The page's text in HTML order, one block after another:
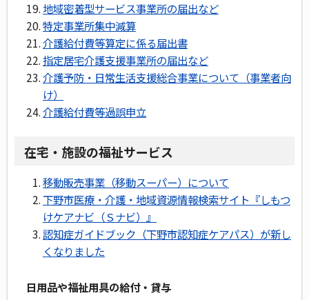
地域密着型サービス事業所の届出など
特定事業所集中減算
介護給付費等算定に係る届出書
指定居宅介護支援事業所の届出など
介護予防・日常生活支援総合事業について（事業者向
け）
介護給付費等過誤申立
在宅・施設の福祉サービス
移動販売事業（移動スーパー）について
下野市医療・介護・地域資源情報検索サイト『しもつ
けケアナビ（Ｓナビ）』
認知症ガイドブック（下野市認知症ケアパス）が新し
くなりました
日用品や福祉用具の給付・貸与